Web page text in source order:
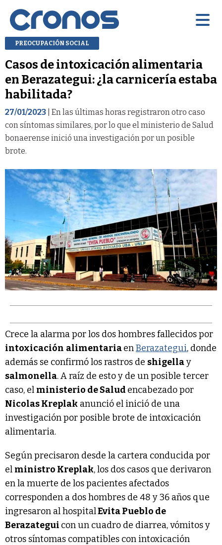
PREOCUPACIÓN SOCIAL
Casos de intoxicación alimentaria
en Berazategui: ¿la carnicería estaba
habilitada?
27/01/2023 | En las últimas horas registraron otro caso
con síntomas similares, por lo que el ministerio de Salud
bonaerense inició una investigación por un posible
brote.
Crece la alarma por los dos hombres fallecidos por
intoxicación alimentariaenBerazategui, donde
además se confirmó los rastros de shigellay
salmonella. A raíz de esto y de un posible tercer
caso, el ministerio de Salud encabezado por
Nicolas Kreplak anunció el inició de una
investigación por posible brote de intoxicación
alimentaria.
Según precisaron desde la cartera conducida por
el ministro Kreplak, los dos casos que derivaron
en la muerte de los pacientes afectados
corresponden a dos hombres de 48 y 36 años que
ingresaron al hospitalEvita Pueblo de
Berazategui con un cuadro de diarrea, vómitos y
otros síntomas compatibles con intoxicación